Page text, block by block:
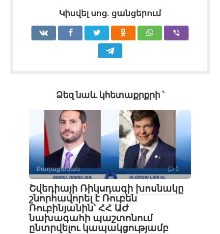
Կիսվել սոց․ ցանցերում
Ձեզ նաև կհետաքրքրի ՝
Քաղաքական 0
Շվեդիայի Ռիկսդագի խոսնակը
շնորհավորել է Ռուբեն
Ռուբինյանին՝ ՀՀ ԱԺ
նախագահի պաշտոնում
ընտրվելու կապակցությամբ